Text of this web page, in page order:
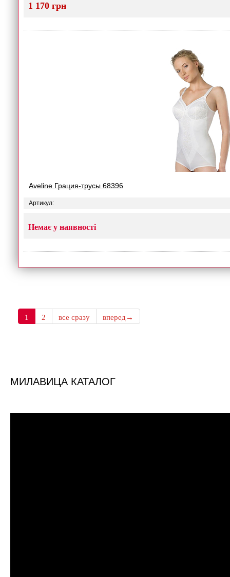
1 170 грн
Aveline Грация-трусы 68396
Артикул:
Немає у наявності
1 2 все сразу вперед→
МИЛАВИЦА КАТАЛОГ